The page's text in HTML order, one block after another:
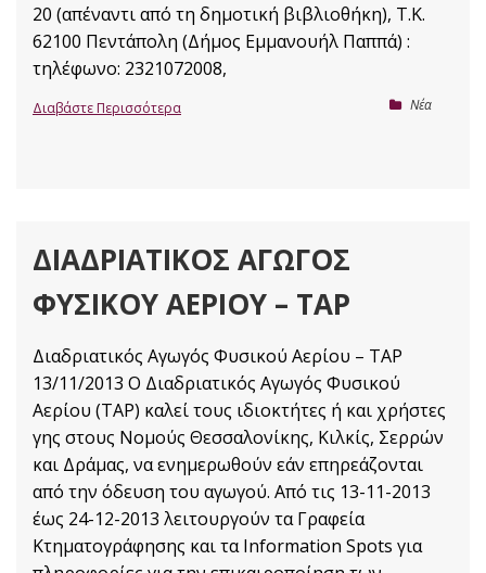
20 (απέναντι από τη δημοτική βιβλιοθήκη), Τ.Κ.
62100 Πεντάπολη (Δήμος Εμμανουήλ Παππά) :
τηλέφωνο: 2321072008,
Nέα
Διαβάστε Περισσότερα
ΔΙΑΔΡΙΑΤΙΚΌΣ ΑΓΩΓΌΣ
ΦΥΣΙΚΟΎ ΑΕΡΊΟΥ – TAP
Διαδριατικός Αγωγός Φυσικού Αερίου – TAP
13/11/2013 Ο Διαδριατικός Αγωγός Φυσικού
Αερίου (TAP) καλεί τους ιδιοκτήτες ή και χρήστες
γης στους Νομούς Θεσσαλονίκης, Κιλκίς, Σερρών
και Δράμας, να ενημερωθούν εάν επηρεάζονται
από την όδευση του αγωγού. Από τις 13-11-2013
έως 24-12-2013 λειτουργούν τα Γραφεία
Κτηματογράφησης και τα Information Spots για